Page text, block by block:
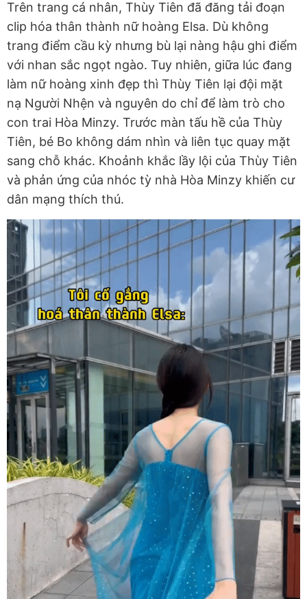
Trên trang cá nhân, Thùy Tiên đã đăng tải đoạn
clip hóa thân thành nữ hoàng Elsa. Dù không
trang điểm cầu kỳ nhưng bù lại nàng hậu ghi điểm
với nhan sắc ngọt ngào. Tuy nhiên, giữa lúc đang
làm nữ hoàng xinh đẹp thì Thùy Tiên lại đội mặt
nạ Người Nhện và nguyên do chỉ để làm trò cho
con trai Hòa Minzy. Trước màn tấu hề của Thùy
Tiên, bé Bo không dám nhìn và liên tục quay mặt
sang chỗ khác. Khoảnh khắc lầy lội của Thùy Tiên
và phản ứng của nhóc tỳ nhà Hòa Minzy khiến cư
dân mạng thích thú.